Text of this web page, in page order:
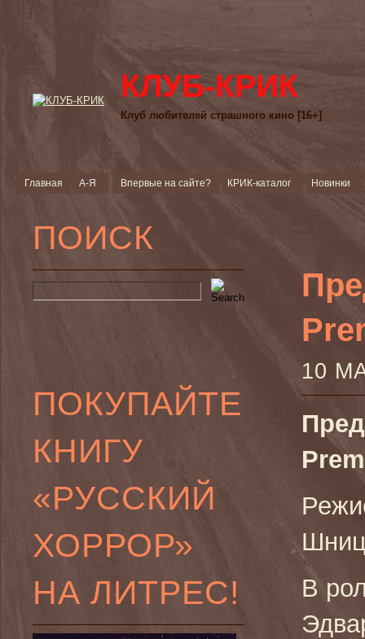
КЛУБ-КРИК
Клуб любителей страшного кино [16+]
Главная А-Я Впервые на сайте? КРИК-каталог Новинки
ПОИСК
ПОКУПАЙТЕ
КНИГУ
«РУССКИЙ
ХОРРОР»
НА ЛИТРЕС!
10
В